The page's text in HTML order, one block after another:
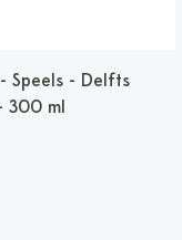
Speels - Delfts
300 ml